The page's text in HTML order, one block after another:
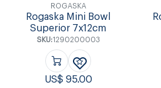
ROGASKA
Rogaska Mini Bowl
Superior 7x12cm
SKU:1290200003
US$ 95.00